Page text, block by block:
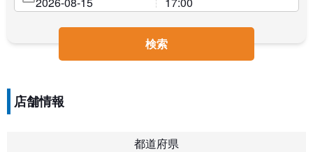
検索
店舗情報
都道府県